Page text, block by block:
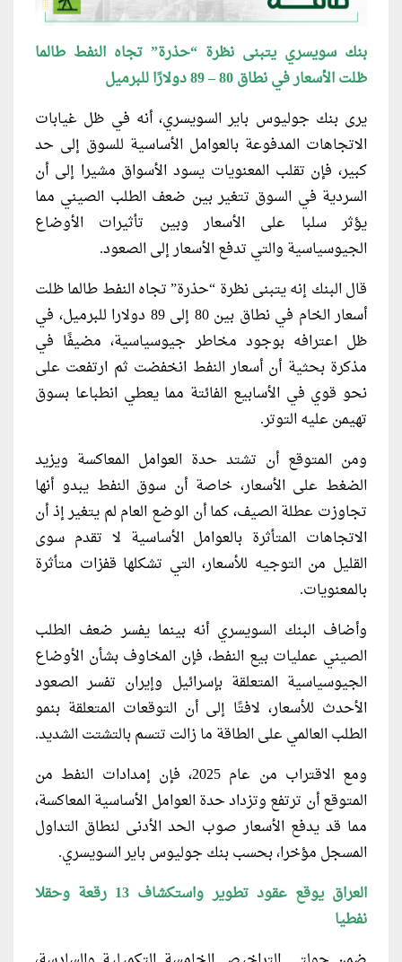
بنك سويسري يتبنى نظرة “حذرة” تجاه النفط طالما
ظلت الأسعار في نطاق 80 – 89 دولارًا للبرميل
يرى بنك جوليوس باير السويسري، أنه في ظل غيابات
الاتجاهات المدفوعة بالعوامل الأساسية للسوق إلى حد
كبير، فإن تقلب المعنويات يسود الأسواق مشيرا إلى أن
السردية في السوق تتغير بين ضعف الطلب الصيني مما
يؤثر سلبا على الأسعار وبين تأثيرات الأوضاع
الجيوسياسية والتي تدفع الأسعار إلى الصعود.
قال البنك إنه يتبنى نظرة “حذرة” تجاه النفط طالما ظلت
أسعار الخام في نطاق بين 80 إلى 89 دولارا للبرميل، في
ظل اعترافه بوجود مخاطر جيوسياسية، مضيفًا في
مذكرة بحثية أن أسعار النفط انخفضت ثم ارتفعت على
نحو قوي في الأسابيع الفائتة مما يعطي انطباعا بسوق
تهيمن عليه التوتر.
ومن المتوقع أن تشتد حدة العوامل المعاكسة ويزيد
الضغط على الأسعار، خاصة أن سوق النفط يبدو أنها
تجاوزت عطلة الصيف، كما أن الوضع العام لم يتغير إذ أن
الاتجاهات المتأثرة بالعوامل الأساسية لا تقدم سوى
القليل من التوجيه للأسعار، التي تشكلها قفزات متأثرة
بالمعنويات.
وأضاف البنك السويسري أنه بينما يفسر ضعف الطلب
الصيني عمليات بيع النفط، فإن المخاوف بشأن الأوضاع
الجيوسياسية المتعلقة بإسرائيل وإيران تفسر الصعود
الأحدث للأسعار، لافتًا إلى أن التوقعات المتعلقة بنمو
الطلب العالمي على الطاقة ما زالت تتسم بالتشتت الشديد.
ومع الاقتراب من عام 2025، فإن إمدادات النفط من
المتوقع أن ترتفع وتزداد حدة العوامل الأساسية المعاكسة،
مما قد يدفع الأسعار صوب الحد الأدنى لنطاق التداول
المسجل مؤخرا، بحسب بنك جوليوس باير السويسري.
العراق يوقع عقود تطوير واستكشاف 13 رقعة وحقلا
نفطيا